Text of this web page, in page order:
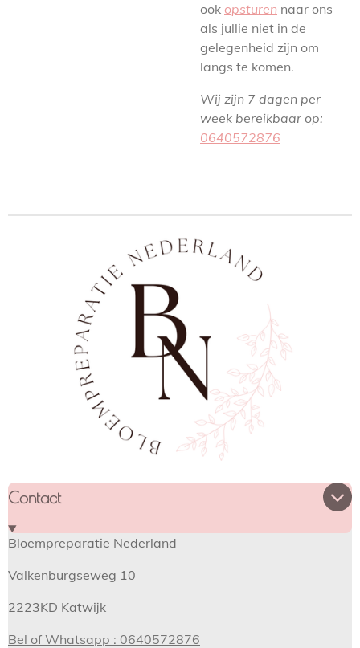
ook opsturen naar ons
als jullie niet in de
gelegenheid zijn om
langs te komen.
Wij zijn 7 dagen per
week bereikbaar op:
0640572876
Contact
Bloempreparatie Nederland
Valkenburgseweg 10
2223KD Katwijk
Bel of Whatsapp : 0640572876